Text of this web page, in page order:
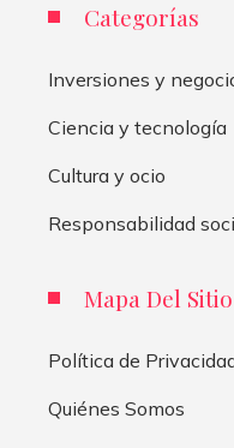
Categorías
Inversiones y
Ciencia y tecnología
Cultura y ocio
Responsabilidad
Mapa Del Sitio
Política de
Quiénes Somos